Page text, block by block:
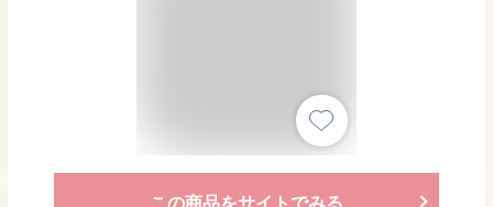
この商品をサイトでみる